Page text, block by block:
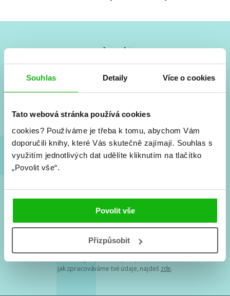
Souhlas Detaily Více o cookies
Tato webová stránka používá cookies
cookies? Používáme je třeba k tomu, abychom Vám
doporučili knihy, které Vás skutečně zajímají. Souhlas s
využitím jednotlivých dat udělíte kliknutím na tlačítko
„Povolit vše“.
Povolit vše
Přizpůsobit
Vše kolem #youngadult každý měsíc rovnou do mailu!
a seriálové adaptace a další.
Souhlasím spodmínkami zpracování osobních údajů
Tvá e-mailová adresa je u nás v bezpečí. Přečti si
jak zpracováváme tvé údaje, najdeš zde.